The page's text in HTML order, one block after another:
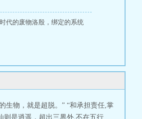
代的废物洛殷，绑定的系统
生物，就是超脱。” “和承担责任,掌
则是逍遥，超出三界外,不在五行